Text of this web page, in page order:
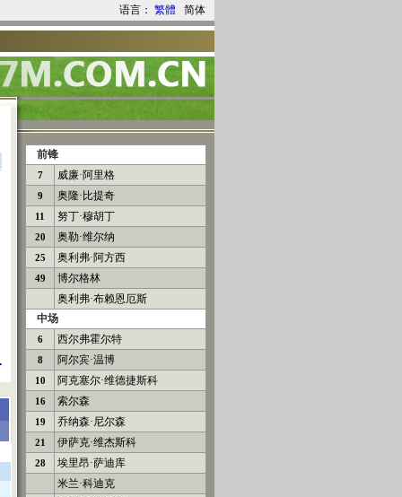
语言： 繁體 简体
前锋
7 威廉·阿里格
9 奥隆·比提奇
11 努丁·穆胡丁
20 奥勒·维尔纳
25 奥利弗·阿方西
49
博尔格林
奥利弗·布赖恩厄斯
中场
6 西尔弗霍尔特
8 阿尔宾·温博
10 阿克塞尔·维德捷斯科
16 索尔森
19 乔纳森·尼尔森
21 伊萨克·维杰斯科
28
埃里昂·萨迪库
米兰·科迪克